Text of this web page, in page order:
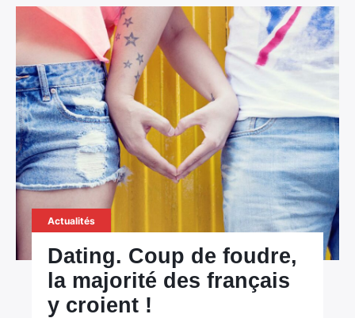
Actualités
Dating. Coup de foudre,
la majorité des français
y croient !